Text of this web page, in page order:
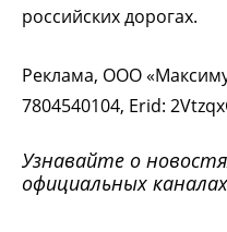
российских дорогах.
Реклама, ООО
7804540104, Erid:
Узнавайте о
официальных